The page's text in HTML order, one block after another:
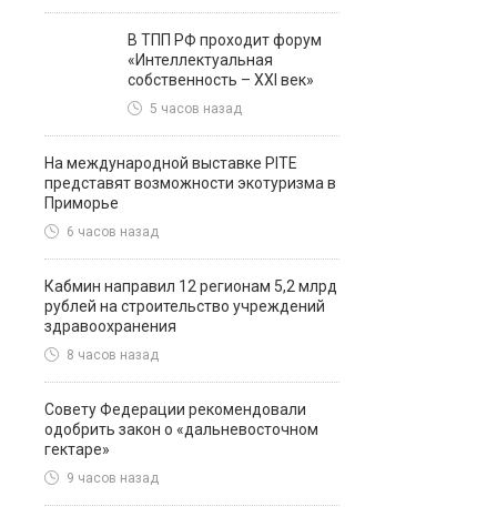
В ТПП РФ проходит форум
«Интеллектуальная
собственность – XXI век»
5 часов назад
На международной выставке PITE
представят возможности экотуризма в
Приморье
6 часов назад
Кабмин направил 12 регионам 5,2 млрд
рублей на строительство учреждений
здравоохранения
8 часов назад
Совету Федерации рекомендовали
одобрить закон о «дальневосточном
гектаре»
9 часов назад